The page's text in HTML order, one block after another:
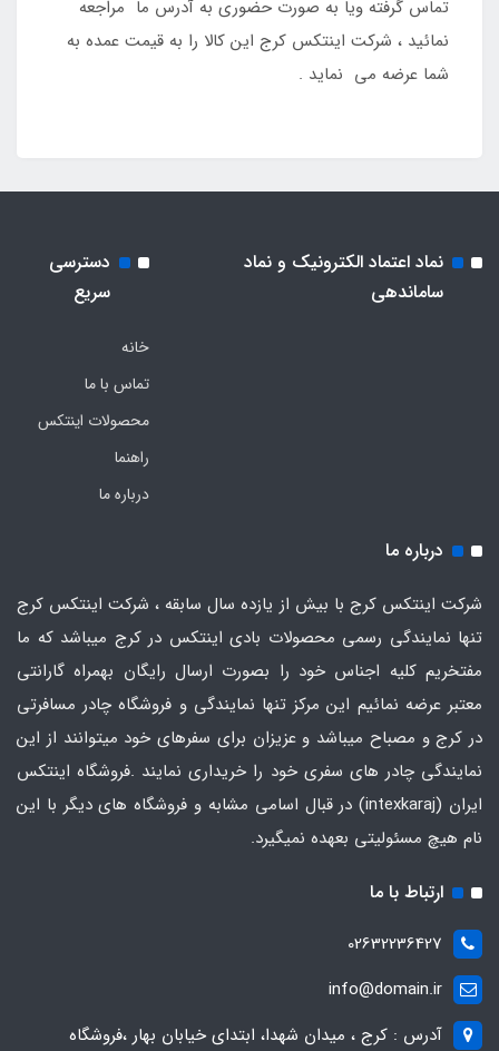
تماس گرفته ویا به صورت حضوری به آدرس ما مراجعه
نمائید ، شرکت اینتکس کرج این کالا را به قیمت عمده به
شما عرضه می نماید .
نماد اعتماد الکترونیک و نماد
ساماندهی
دسترسی
سریع
خانه
تماس با ما
محصولات اینتکس
راهنما
درباره ما
درباره ما
شرکت اینتکس کرج با بیش از یازده سال سابقه ، شرکت اینتکس کرج
تنها نمایندگی رسمی محصولات بادی اینتکس در کرج میباشد که ما
مفتخریم کلیه اجناس خود را بصورت ارسال رایگان بهمراه گارانتی
معتبر عرضه نمائیم این مرکز تنها نمایندگی و فروشگاه چادر مسافرتی
در کرج و مصباح میباشد و عزیزان برای سفرهای خود میتوانند از این
نمایندگی چادر های سفری خود را خریداری نمایند .فروشگاه اینتکس
ایران
(intexkaraj) در قبال اسامی مشابه و فروشگاه های دیگر با این
نام هیچ مسئولیتی بعهده نمیگیرد.
ارتباط با ما
02632236427
info@domain.ir
آدرس : کرج ، میدان شهدا، ابتدای خیابان بهار ،فروشگاه